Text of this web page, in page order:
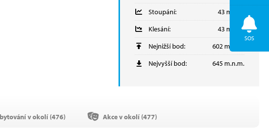
Stoupání:
43 metrů
Klesání:
43 metrů
Nejnižší bod:
602 m.n.m.
Nejvyšší bod:
645 m.n.m.
v okolí (476) Akce v okolí (477)
SOS